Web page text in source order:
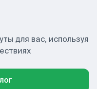
для вас, используя